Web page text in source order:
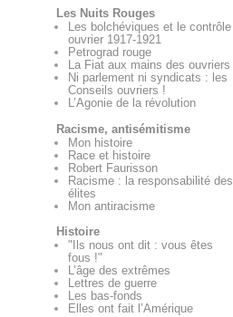
Les Nuits Rouges
Les bolchéviques et le contrôle
ouvrier 1917-1921
Petrograd rouge
La Fiat aux mains des ouvriers
Ni parlement ni syndicats : les
Conseils ouvriers !
L’Agonie de la révolution
Racisme, antisémitisme
Mon histoire
Race et histoire
Robert Faurisson
Racisme : la responsabilité des
élites
Mon antiracisme
Histoire
"Ils nous ont dit : vous êtes
fous !"
L’âge des extrêmes
Lettres de guerre
Les bas-fonds
Elles ont fait l’Amérique